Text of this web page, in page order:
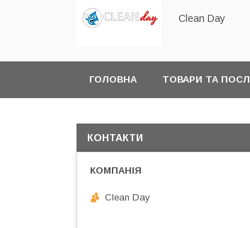
Clean Day
ГОЛОВНА ТОВАРИ ТА
КОНТАКТИ
Clean Day